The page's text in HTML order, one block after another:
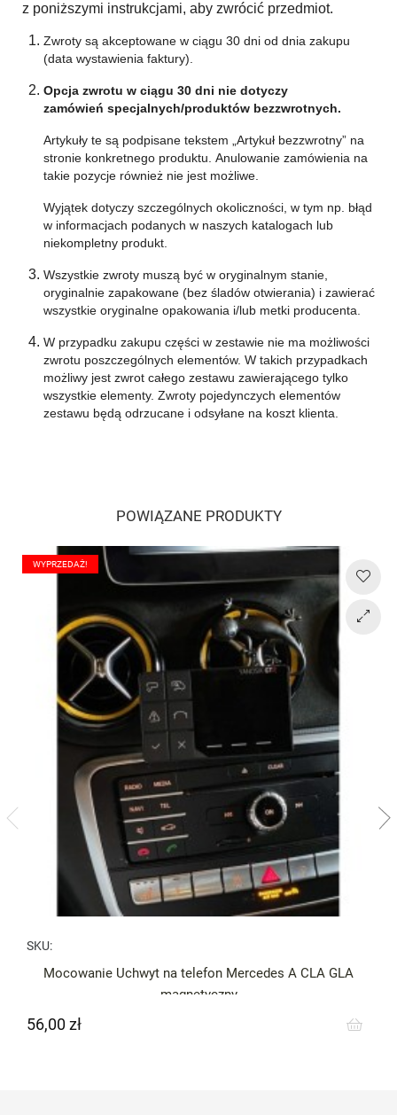
z poniższymi instrukcjami, aby zwrócić przedmiot.
Zwroty są akceptowane w ciągu 30 dni od dnia zakupu
(data wystawienia faktury).
Opcja zwrotu w ciągu 30 dni nie dotyczy
zamówień specjalnych/produktów bezzwrotnych.
Artykuły te są podpisane tekstem „Artykuł bezzwrotny” na
stronie konkretnego produktu. Anulowanie zamówienia na
takie pozycje również nie jest możliwe.
Wyjątek dotyczy szczególnych okoliczności, w tym np. błąd
w informacjach podanych w naszych katalogach lub
niekompletny produkt.
Wszystkie zwroty muszą być w oryginalnym stanie,
oryginalnie zapakowane (bez śladów otwierania) i zawierać
wszystkie oryginalne opakowania i/lub metki producenta.
W przypadku zakupu części w zestawie nie ma możliwości
zwrotu poszczególnych elementów. W takich przypadkach
możliwy jest zwrot całego zestawu zawierającego tylko
wszystkie elementy. Zwroty pojedynczych elementów
zestawu będą odrzucane i odsyłane na koszt klienta.
POWIĄZANE PRODUKTY
SKU:
Mocowanie Uchwyt na telefon Mercedes A CLA GLA
magnetyczny
Cena
56,00 zł
WYPRZEDAŻ!